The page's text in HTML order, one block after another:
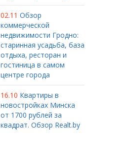
02.11 Обзор
коммерческой
недвижимости Гродно:
старинная усадьба, база
отдыха, ресторан и
гостиница в самом
центре города
16.10 Квартиры в
новостройках Минска
от 1700 рублей за
квадрат. Обзор Realt.by